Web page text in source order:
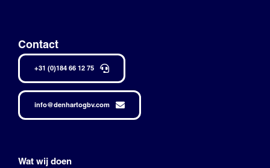
Contact
+31 (0)184 66 12 75
info@denhartogbv.com
Wat wij doen